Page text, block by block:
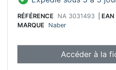
RÉFÉRENCE NA 3031493 EAN
MARQUE
Naber
Accéder à la